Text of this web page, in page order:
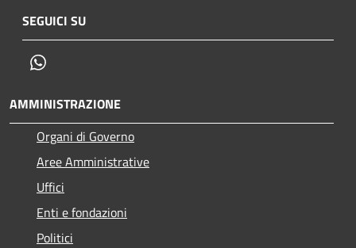
SEGUICI SU
AMMINISTRAZIONE
Organi di Governo
Aree Amministrative
Uffici
Enti e fondazioni
Politici